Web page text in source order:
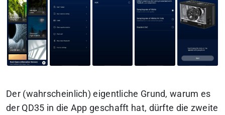
Der (wahrscheinlich) eigentliche Grund, warum es
der QD35 in die App geschafft hat, dürfte die zweite